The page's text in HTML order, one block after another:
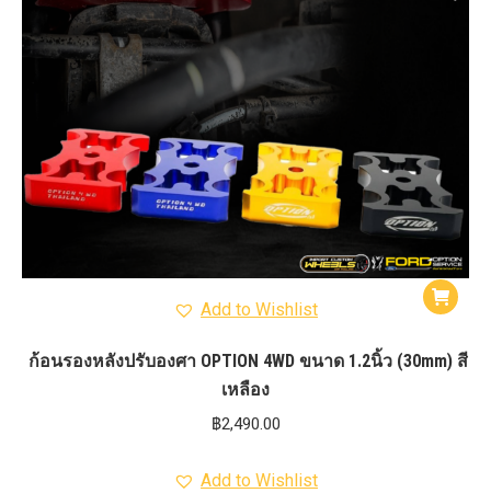
Add to Wishlist
ก้อนรองหลังปรับองศา OPTION 4WD ขนาด 1.2นิ้ว (30mm) สี
เหลือง
฿2,490.00
Add to Wishlist